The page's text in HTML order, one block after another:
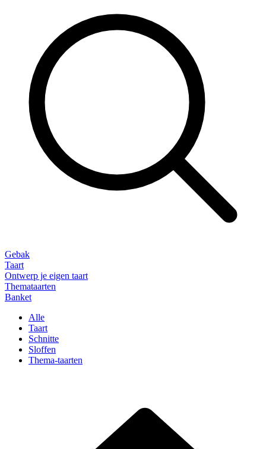
Gebak
Taart
Ontwerp je eigen taart
Themataarten
Banket
Alle
Taart
Schnitte
Sloffen
Thema-taarten